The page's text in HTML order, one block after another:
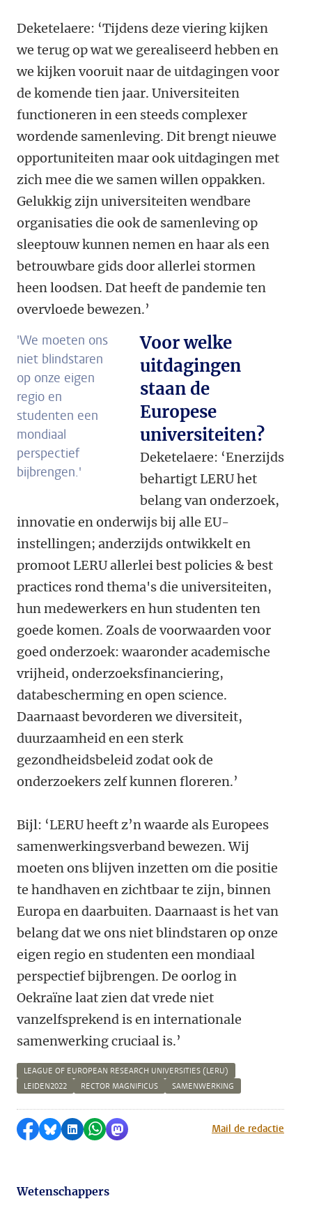
Deketelaere: ‘Tijdens deze viering kijken
we terug op wat we gerealiseerd hebben en
we kijken vooruit naar de uitdagingen voor
de komende tien jaar. Universiteiten
functioneren in een steeds complexer
wordende samenleving. Dit brengt nieuwe
opportuniteiten maar ook uitdagingen met
zich mee die we samen willen oppakken.
Gelukkig zijn universiteiten wendbare
organisaties die ook de samenleving op
sleeptouw kunnen nemen en haar als een
betrouwbare gids door allerlei stormen
heen loodsen. Dat heeft de pandemie ten
overvloede bewezen.’
'We moeten ons
niet blindstaren
op onze eigen
regio en
studenten een
mondiaal
perspectief
bijbrengen.'
Voor welke
uitdagingen
staan de
Europese
universiteiten?
Deketelaere: ‘Enerzijds
behartigt LERU het
belang van onderzoek,
innovatie en onderwijs bij alle EU-
instellingen; anderzijds ontwikkelt en
promoot LERU allerlei best policies & best
practices rond thema's die universiteiten,
hun medewerkers en hun studenten ten
goede komen. Zoals de voorwaarden voor
goed onderzoek: waaronder academische
vrijheid, onderzoeksfinanciering,
databescherming en open science.
Daarnaast bevorderen we diversiteit,
duurzaamheid en een sterk
gezondheidsbeleid zodat ook de
onderzoekers zelf kunnen floreren.’
Bijl: ‘LERU heeft z’n waarde als Europees
samenwerkingsverband bewezen. Wij
moeten ons blijven inzetten om die positie
te handhaven en zichtbaar te zijn, binnen
Europa en daarbuiten. Daarnaast is het van
belang dat we ons niet blindstaren op onze
eigen regio en studenten een mondiaal
perspectief bijbrengen. De oorlog in
Oekraïne laat zien dat vrede niet
vanzelfsprekend is en internationale
samenwerking cruciaal is.’
LEAGUE OF EUROPEAN RESEARCH UNIVERSITIES (LERU)
LEIDEN2022
RECTOR MAGNIFICUS SAMENWERKING
Delen op Facebook
Delen via Bluesky
Delen op LinkedIn
Delen via WhatsApp
Delen via MastodonMail de redactie
Wetenschappers